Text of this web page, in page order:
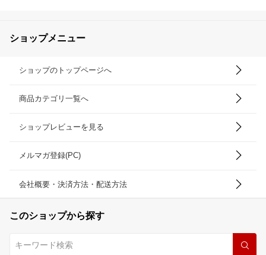
ショップメニュー
ショップのトップページへ
商品カテゴリ一覧へ
ショップレビューを見る
メルマガ登録(PC)
会社概要・決済方法・配送方法
このショップから探す